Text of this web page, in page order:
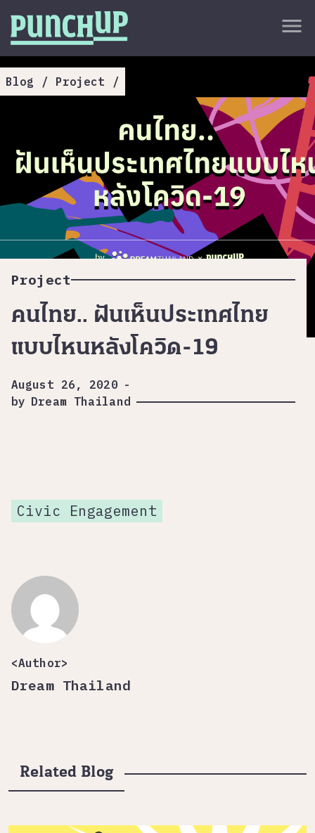
Skip to content
menu
close
About
Service
ลับด้านบน
Blog / Project /
Project
คนไทย.. ฝันเห็นประเทศไทย
แบบไหนหลังโควิด-19
August 26, 2020 -
by Dream Thailand
Civic Engagement
<Author>
Dream Thailand
Related Blog